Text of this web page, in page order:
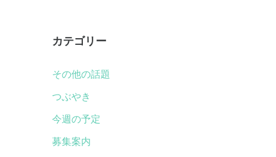
カテゴリー
その他の話題
つぶやき
今週の予定
募集案内